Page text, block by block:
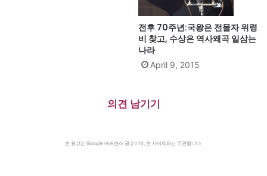
전후 70주년:국왕은 전몰자 위령
비 찾고, 수상은 역사왜곡 일삼는
나라
April 9, 2015
의견 남기기
본 광고는 Google 애드센스 광고이며, 본 사이트와는 무관합니다.